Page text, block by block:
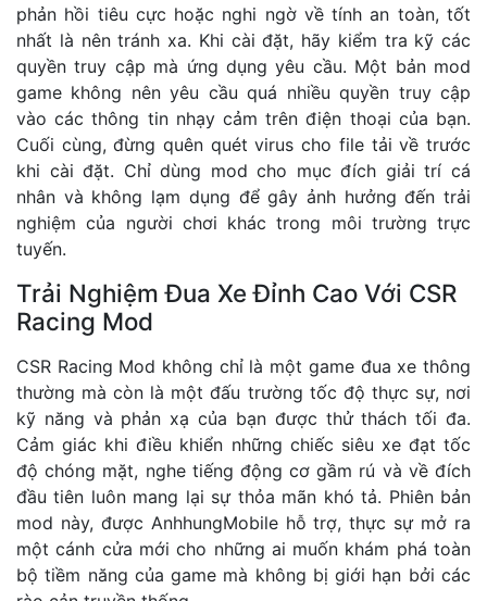
phản hồi tiêu cực hoặc nghi ngờ về tính an toàn, tốt
nhất là nên tránh xa. Khi cài đặt, hãy kiểm tra kỹ các
quyền truy cập mà ứng dụng yêu cầu. Một bản mod
game không nên yêu cầu quá nhiều quyền truy cập
vào các thông tin nhạy cảm trên điện thoại của bạn.
Cuối cùng, đừng quên quét virus cho file tải về trước
khi cài đặt. Chỉ dùng mod cho mục đích giải trí cá
nhân và không lạm dụng để gây ảnh hưởng đến trải
nghiệm của người chơi khác trong môi trường trực
tuyến.
Trải Nghiệm Đua Xe Đỉnh Cao Với CSR
Racing Mod
CSR Racing Mod không chỉ là một game đua xe thông
thường mà còn là một đấu trường tốc độ thực sự, nơi
kỹ năng và phản xạ của bạn được thử thách tối đa.
Cảm giác khi điều khiển những chiếc siêu xe đạt tốc
độ chóng mặt, nghe tiếng động cơ gầm rú và về đích
đầu tiên luôn mang lại sự thỏa mãn khó tả. Phiên bản
mod này, được AnhhungMobile hỗ trợ, thực sự mở ra
một cánh cửa mới cho những ai muốn khám phá toàn
bộ tiềm năng của game mà không bị giới hạn bởi các